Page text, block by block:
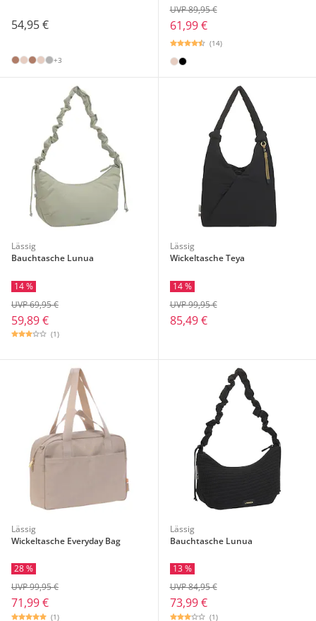
54,95 €
+3
61,99 €
UVP 89,95 €
(14)
Lässig
Bauchtasche Lunua
14 %
59,89 €
UVP 69,95 €
(1)
Lässig
Wickeltasche Teya
14 %
85,49 €
UVP 99,95 €
Lässig
Wickeltasche Everyday Bag
28 %
71,99 €
UVP 99,95 €
(1)
Lässig
Bauchtasche Lunua
13 %
73,99 €
UVP 84,95 €
(1)